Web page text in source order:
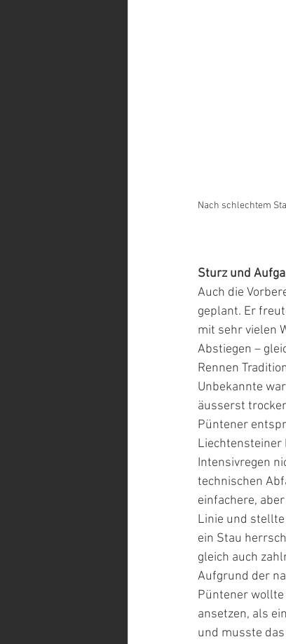
Nach schlechtem
Sturz und
Auch die
geplant. Er
mit sehr vielen
Abstiegen –
Rennen
Unbekannte
äusserst
Püntener
Liechtensteiner
Intensivregen
technischen
einfachere,
Linie und
ein Stau
gleich auch
Aufgrund der
Püntener
ansetzen, als
und musste